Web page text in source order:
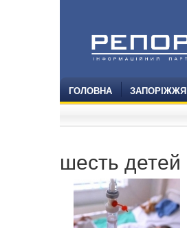
ГОЛОВНА ЗАПОРІЖЖЯ
шесть детей